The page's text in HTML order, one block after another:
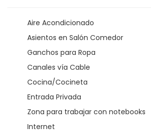
Aire Acondicionado
Asientos en Salón Comedor
Ganchos para Ropa
Canales vía Cable
Cocina/Cocineta
Entrada Privada
Zona para trabajar con notebooks
Internet